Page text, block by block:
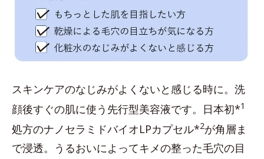
スキンケアのなじみがよくないと感じる時に。洗
顔後すぐの肌に使う先行型美容液です。日本初*1
処方のナノセラミドバイオLPカプセル*2が角層ま
で浸透。うるおいによってキメの整った毛穴の目